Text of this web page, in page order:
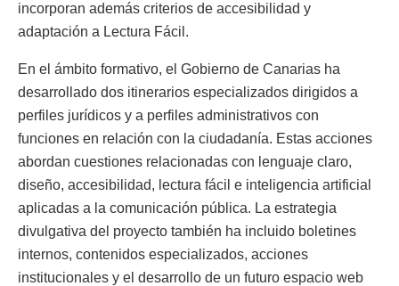
incorporan además criterios de accesibilidad y
adaptación a Lectura Fácil.
En el ámbito formativo, el Gobierno de Canarias ha
desarrollado dos itinerarios especializados dirigidos a
perfiles jurídicos y a perfiles administrativos con
funciones en relación con la ciudadanía. Estas acciones
abordan cuestiones relacionadas con lenguaje claro,
diseño, accesibilidad, lectura fácil e inteligencia artificial
aplicadas a la comunicación pública. La estrategia
divulgativa del proyecto también ha incluido boletines
internos, contenidos especializados, acciones
institucionales y el desarrollo de un futuro espacio web